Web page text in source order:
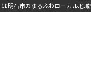
明石市のゆるふわローカル地